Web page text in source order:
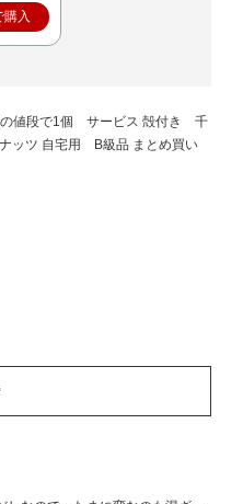
入
の値段で1個 サービス 殻付き 千
ッツ 自宅用 B級品 まとめ買い